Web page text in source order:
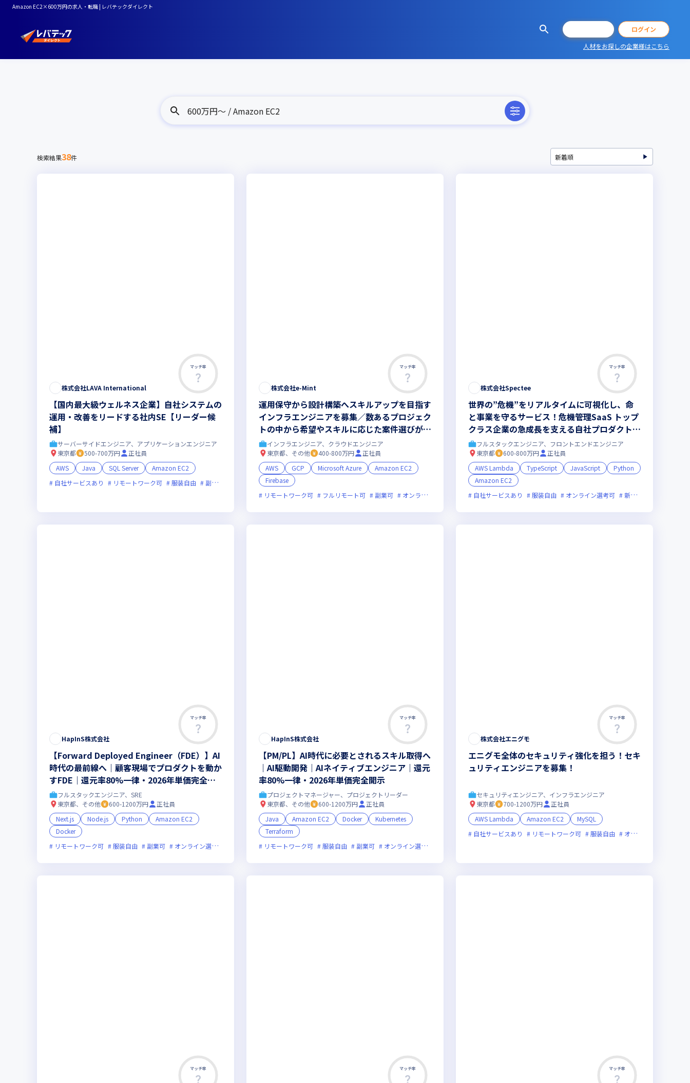
Amazon EC2×600万円の求人・転職 | レバテックダイレクト
ログイン
人材をお探しの企業様はこちら
600万円〜 / Amazon EC2
検索結果38件
マッチ率
株式会社LAVA International
【国内最大級ウェルネス企業】自社システムの
運用・改善をリードする社内SE【リーダー候
補】
サーバーサイドエンジニア、アプリケーションエンジニア
東京都
500-700万円
正社員
AWS
Java SQL Server
Amazon EC2
自社サービスあり
リモートワーク可 服装自由 副業可 オンライン選考可 フレックス制度あり ベンチャー企業 残業月20時間未満
マッチ率
株式会社e-Mint
運用保守から設計構築へスキルアップを目指す
インフラエンジニアを募集／数あるプロジェク
トの中から希望やスキルに応じた案件選びが可
能な環境で、ともに成長しませんか
インフラエンジニア、クラウドエンジニア
東京都、その他
400-800万円
正社員
AWS
GCP Microsoft Azure
Amazon EC2
Firebase
リモートワーク可
フルリモート可 副業可 オンライン選考可 新規立ち上げ 面接1回 ベンチャー企業 残業月20時間未満
マッチ率
株式会社Spectee
世界の”危機”をリアルタイムに可視化し、命
と事業を守るサービス！危機管理SaaS トップ
クラス企業の急成長を支える自社プロダクト開
発エンジニア募集。
フルスタックエンジニア、フロントエンドエンジニア
東京都
600-800万円
正社員
AWS Lambda
TypeScript JavaScript
Python
Amazon EC2
自社サービスあり
服装自由 オンライン選考可 新技術に積極的
マッチ率
HapInS株式会社
【Forward Deployed Engineer（FDE）】AI
時代の最前線へ｜顧客現場でプロダクトを動か
すFDE｜還元率80%一律・2026年単価完全開
示フルスタックエンジニア、SRE
東京都、その他
600-1200万円
正社員
Next.js
Node.js Python
Amazon EC2
Docker
リモートワーク可
服装自由 副業可 オンライン選考可 新技術に積極的 面接1回 ベンチャー企業 残業月20時間未満
マッチ率
HapInS株式会社
【PM/PL】AI時代に必要とされるスキル取得へ
｜AI駆動開発｜AIネイティブエンジニア｜還元
率80%一律・2026年単価完全開示
プロジェクトマネージャー、プロジェクトリーダー
東京都、その他
600-1200万円
正社員
Java
Amazon EC2 Docker
Kubernetes
Terraform
リモートワーク可
服装自由 副業可 オンライン選考可
マッチ率
株式会社エニグモ
エニグモ全体のセキュリティ強化を担う！セキ
ュリティエンジニアを募集！
セキュリティエンジニア、インフラエンジニア
東京都
700-1200万円
正社員
AWS Lambda
Amazon EC2
MySQL
自社サービスあり
リモートワーク可 服装自由 オンライン選考可
マッチ率 マッチ率 マッチ率